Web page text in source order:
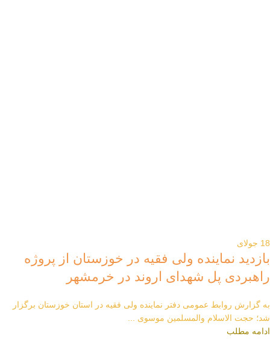
18 جولای
بازدید نماینده ولی فقیه در خوزستان از پروژه
راهبردی پل شهدای اروند در خرمشهر
به گزارش روابط عمومی دفتر نماینده ولی فقیه در استان خوزستان برگزار
شد؛ حجت الاسلام والمسلمین موسوی ...
ادامه مطلب